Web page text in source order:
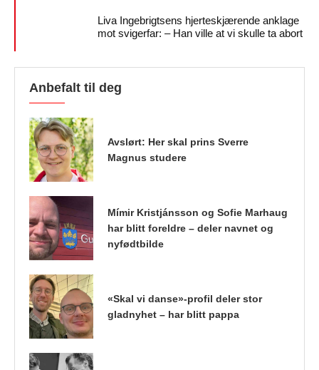
Liva Ingebrigtsens hjerteskjærende anklage
mot svigerfar: – Han ville at vi skulle ta abort
Anbefalt til deg
Avslørt: Her skal prins Sverre
Magnus studere
Mímir Kristjánsson og Sofie Marhaug
har blitt foreldre – deler navnet og
nyfødtbilde
«Skal vi danse»-profil deler stor
gladnyhet – har blitt pappa